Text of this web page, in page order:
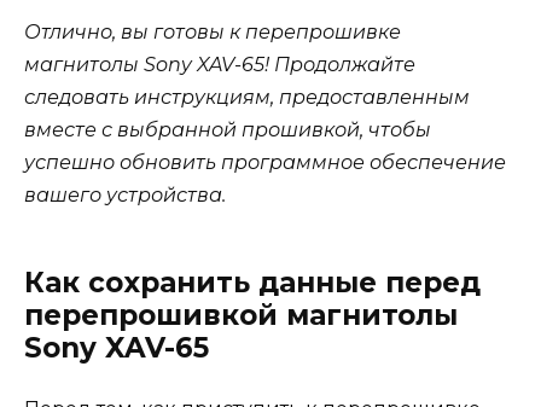
Отлично, вы готовы к перепрошивке
магнитолы Sony XAV-65! Продолжайте
следовать инструкциям, предоставленным
вместе с выбранной прошивкой, чтобы
успешно обновить программное обеспечение
вашего устройства.
Как сохранить данные перед
перепрошивкой магнитолы
Sony XAV-65